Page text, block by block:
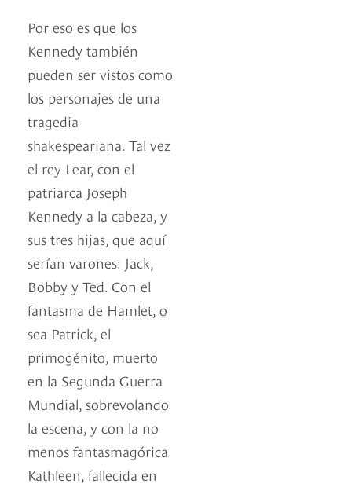
Por eso es que los
Kennedy también
pueden ser vistos como
los personajes de una
tragedia
shakespeariana. Tal vez
el rey Lear, con el
patriarca Joseph
Kennedy a la cabeza, y
sus tres hijas, que aquí
serían varones: Jack,
Bobby y Ted. Con el
fantasma de Hamlet, o
sea Patrick, el
primogénito, muerto
en la Segunda Guerra
Mundial, sobrevolando
la escena, y con la no
menos fantasmagórica
Kathleen, fallecida en